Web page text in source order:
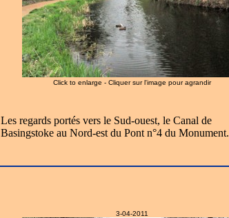
Click to enlarge - Cliquer sur l'image pour agrandir
Les regards portés vers le Sud-ouest, le Canal de
Basingstoke au Nord-est du Pont n°4 du Monument.
3-04-2011